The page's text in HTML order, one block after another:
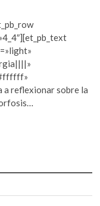
a reflexionar sobre la